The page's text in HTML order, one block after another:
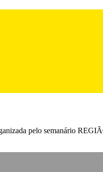
pelo semanário